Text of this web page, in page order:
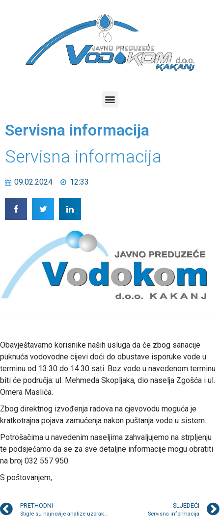
Servisna informacija
Servisna informacija
09.02.2024 12:33
Obavještavamo korisnike naših usluga da će zbog sanacije
puknuća vodovodne cijevi doći do obustave isporuke vode u
terminu od 13:30 do 14:30 sati. Bez vode u navedenom terminu
biti će područja: ul. Mehmeda Skopljaka, dio naselja Zgošća i ul.
Omera Maslića.
Zbog direktnog izvođenja radova na cjevovodu moguća je
kratkotrajna pojava zamućenja nakon puštanja vode u sistem.
Potrošačima u navedenim naseljima zahvaljujemo na strpljenju
te podsjećamo da se za sve detaljne informacije mogu obratiti
na broj 032 557 950.
S poštovanjem,
PRETHODNI
Stigle su najnovije analize uzoraka vode
SLJEDEĆI
Servisna informacija